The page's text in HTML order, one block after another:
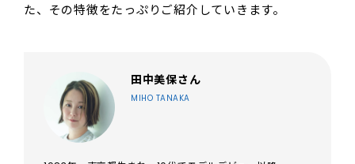
た、その特徴をたっぷりご紹介していきます。
田中美保さん
MIHO TANAKA